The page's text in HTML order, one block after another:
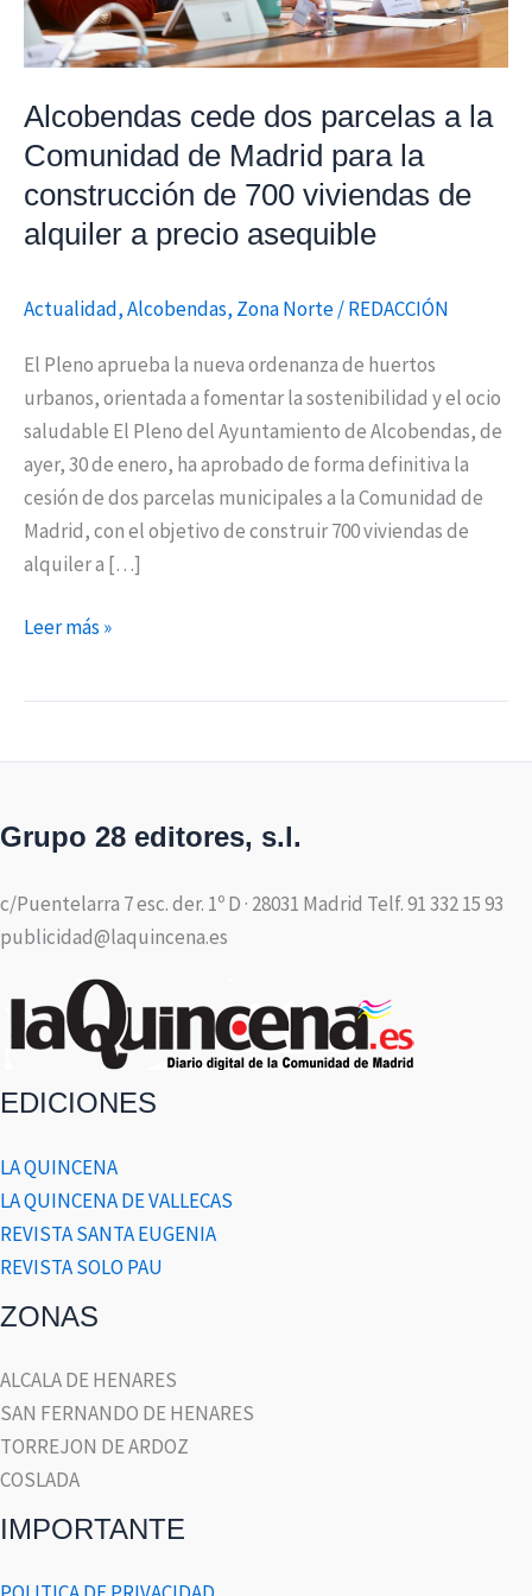
Alcobendas cede dos parcelas a la
Comunidad de Madrid para la
construcción de 700 viviendas de
alquiler a precio asequible
Actualidad,Alcobendas, Zona Norte/REDACCIÓN
El Pleno aprueba la nueva ordenanza de huertos
urbanos, orientada a fomentar la sostenibilidad y el ocio
saludable El Pleno del Ayuntamiento de Alcobendas, de
ayer, 30 de enero, ha aprobado de forma definitiva la
cesión de dos parcelas municipales a la Comunidad de
Madrid, con el objetivo de construir 700 viviendas de
alquiler a […]
Madrid
para
construcción
de
700
viviendas
precio
asequible
Leer más »
Grupo 28 editores, s.l.
c/Puentelarra 7 esc. der. 1º D · 28031 Madrid Telf. 91 332 15 93
publicidad@laquincena.es
EDICIONES
LA QUINCENA
LA QUINCENA DE VALLECAS
REVISTA SANTA EUGENIA
REVISTA SOLO PAU
ZONAS
ALCALA DE HENARES
SAN FERNANDO DE HENARES
TORREJON DE ARDOZ
COSLADA
IMPORTANTE